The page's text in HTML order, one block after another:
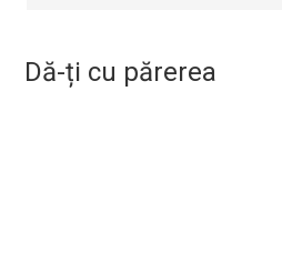
Dă-ți cu părerea